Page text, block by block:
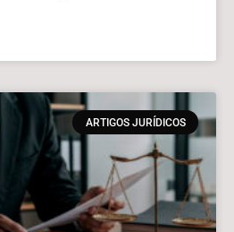
ARTIGOS JURÍDICOS